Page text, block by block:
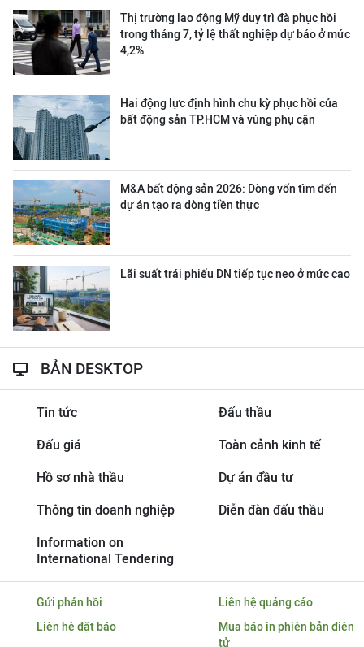
Thị trường lao động Mỹ duy trì đà phục hồi
trong tháng 7, tỷ lệ thất nghiệp dự báo ở mức
4,2%
Hai động lực định hình chu kỳ phục hồi của
bất động sản TP.HCM và vùng phụ cận
M&A bất động sản 2026: Dòng vốn tìm đến
dự án tạo ra dòng tiền thực
Lãi suất trái phiếu DN tiếp tục neo ở mức cao
BẢN DESKTOP
Tin tức Đấu thầu
Đấu giá Toàn cảnh kinh tế
Hồ sơ nhà thầu Dự án đầu tư
Thông tin doanh nghiệp Diễn đàn đấu thầu
Information on
International Tendering
Gửi phản hồi
Liên hệ quảng cáo
Liên hệ đặt báo
Mua báo in phiên bản điện
tử